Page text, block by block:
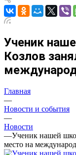
Ученик
Козлов
Главная
—
Новости и события
—
Новости
—Ученик нашей
место на